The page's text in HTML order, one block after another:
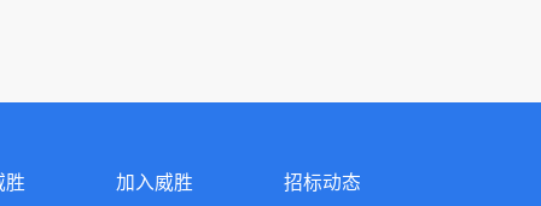
胜 加入威胜 招标动态